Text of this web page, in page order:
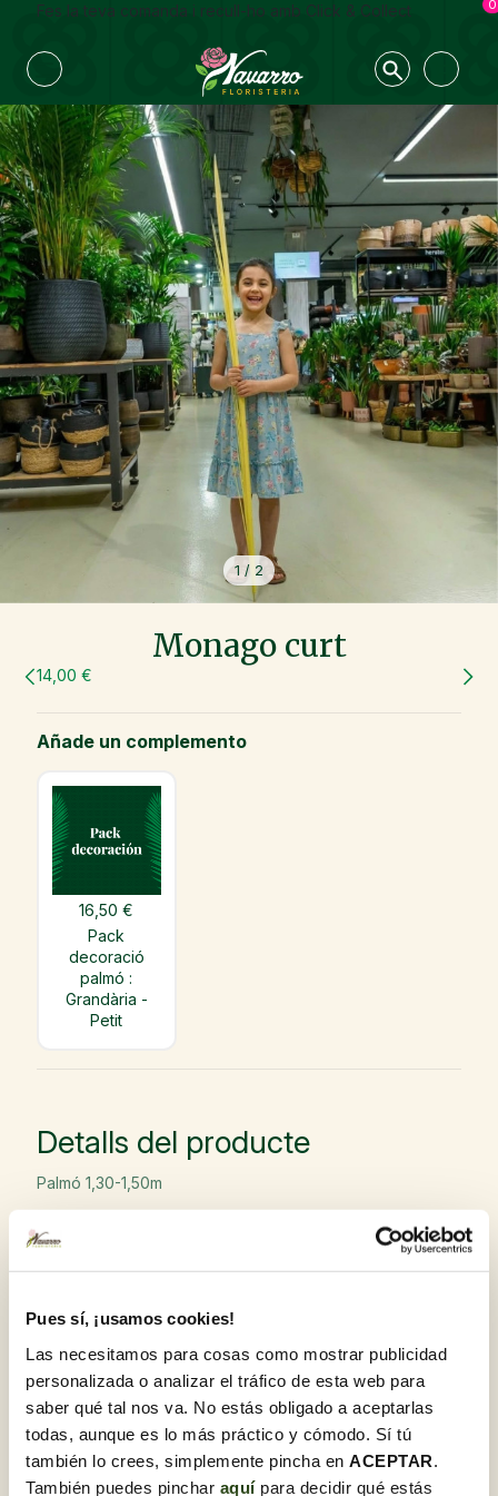
Pues sí, ¡usamos cookies!
Las necesitamos para cosas como mostrar publicidad
personalizada o analizar el tráfico de esta web para
saber qué tal nos va. No estás obligado a aceptarlas
todas, aunque es lo más práctico y cómodo. Sí tú
también lo crees, simplemente pincha en ACEPTAR
También puedes pinchar aquípara decidir qué estás
Fes la teva comanda i recull-ho amb Click & Collect 0
1 / 2
Monago curt
14,00 €
Añade un complemento
16,50 €
Pack
decoració
palmó :
Grandària -
Petit
Detalls del producte
Palmó 1,30-1,50m
Recorda que pots afegir el pack decoració que porta
Llaç + Rosari + complements i te la lliurem a punt per
Añadir a favoritos
Garantia de qualitat
A Flores Navarro, ens sentim orgullosos d'oferir
productes de la més alta qualitat. El nostre compromís
amb l'excel·lència es reflecteix a cada flor i planta,
seleccionades amb cura i rebudes diàriament per garantir